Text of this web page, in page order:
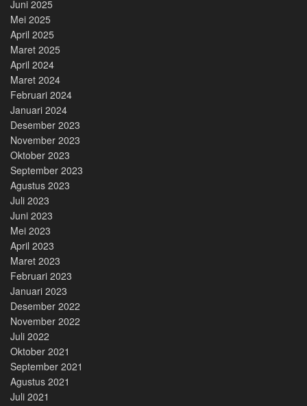
Juni 2025
Mei 2025
April 2025
Maret 2025
April 2024
Maret 2024
Februari 2024
Januari 2024
Desember 2023
November 2023
Oktober 2023
September 2023
Agustus 2023
Juli 2023
Juni 2023
Mei 2023
April 2023
Maret 2023
Februari 2023
Januari 2023
Desember 2022
November 2022
Juli 2022
Oktober 2021
September 2021
Agustus 2021
Juli 2021